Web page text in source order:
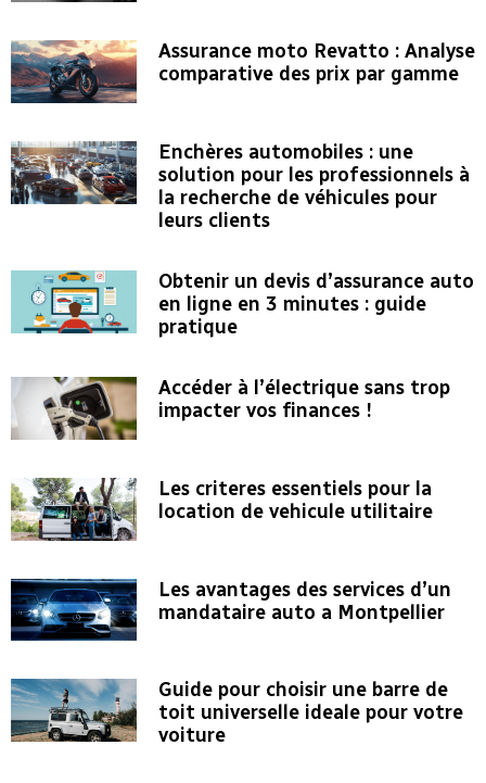
Assurance moto Revatto : Analyse
comparative des prix par gamme
Enchères automobiles : une
solution pour les professionnels à
la recherche de véhicules pour
leurs clients
Obtenir un devis d’assurance auto
en ligne en 3 minutes : guide
pratique
Accéder à l’électrique sans trop
impacter vos finances !
Les criteres essentiels pour la
location de vehicule utilitaire
Les avantages des services d’un
mandataire auto a Montpellier
Guide pour choisir une barre de
toit universelle ideale pour votre
voiture